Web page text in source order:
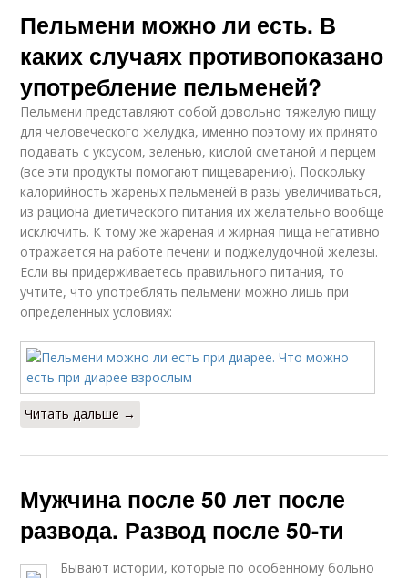
Пельмени можно ли есть. В
каких случаях противопоказано
употребление пельменей?
Пельмени представляют собой довольно тяжелую пищу
для человеческого желудка, именно поэтому их принято
подавать с уксусом, зеленью, кислой сметаной и перцем
(все эти продукты помогают пищеварению). Поскольку
калорийность жареных пельменей в разы увеличиваться,
из рациона диетического питания их желательно вообще
исключить. К тому же жареная и жирная пища негативно
отражается на работе печени и поджелудочной железы.
Если вы придерживаетесь правильного питания, то
учтите, что употреблять пельмени можно лишь при
определенных условиях:
Читать дальше →
Мужчина после 50 лет после
развода. Развод после 50-ти
Бывают истории, которые по особенному больно